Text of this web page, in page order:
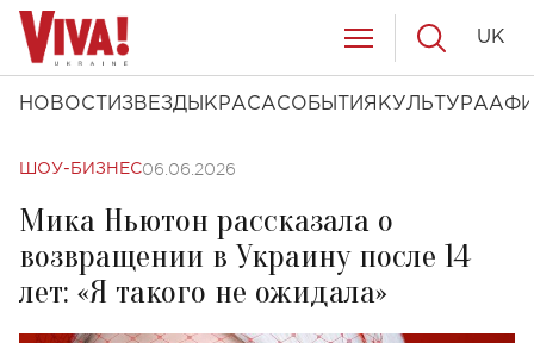
НОВОСТИ ЗВЕЗДЫ КРАСАСОБЫТИЯ КУЛЬТУРА
UK
ШОУ-БИЗНЕС06.06.2026
Мика Ньютон рассказала о
возвращении в Украину после 14
лет: «Я такого не ожидала»